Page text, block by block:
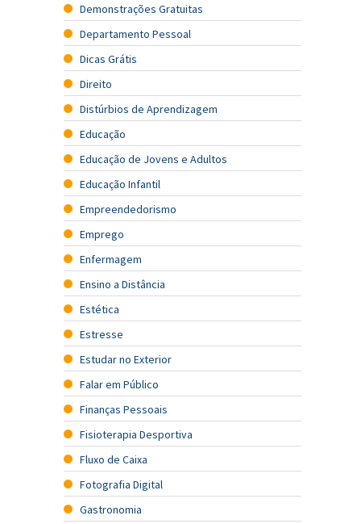
Demonstrações Gratuitas
Departamento Pessoal
Dicas Grátis
Direito
Distúrbios de Aprendizagem
Educação
Educação de Jovens e Adultos
Educação Infantil
Empreendedorismo
Emprego
Enfermagem
Ensino a Distância
Estética
Estresse
Estudar no Exterior
Falar em Público
Finanças Pessoais
Fisioterapia Desportiva
Fluxo de Caixa
Fotografia Digital
Gastronomia